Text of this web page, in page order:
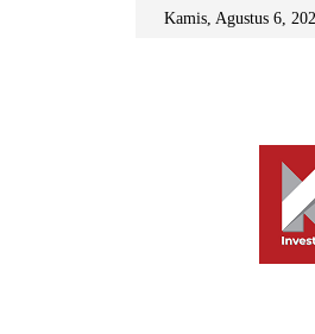
Kamis, Agustus 6,